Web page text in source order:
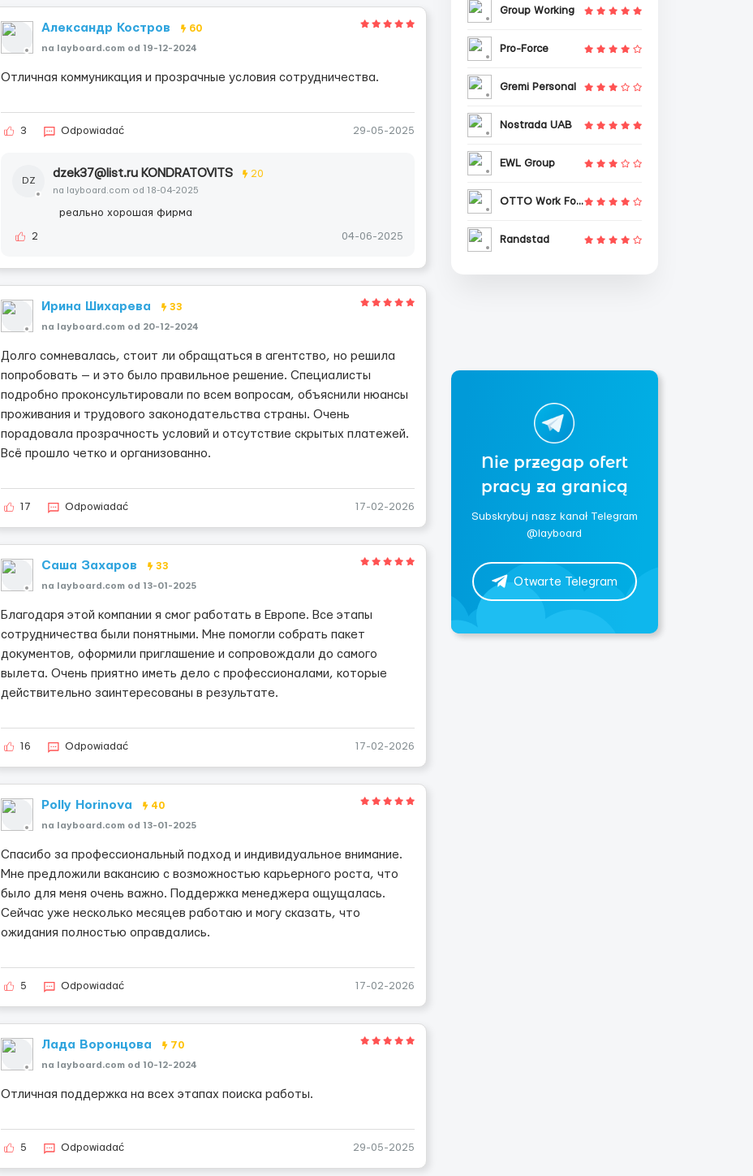
Александр Костров 60
na layboard.com od 19-12-2024
Отличная коммуникация и прозрачные условия сотрудничества.
3 Odpowiadać 29-05-2025
DZ
dzek37@list.ru KONDRATOVITS 20
na layboard.com od 18-04-2025
реально хорошая фирма
2 04-06-2025
Ирина Шихарева 33
na layboard.com od 20-12-2024
Долго сомневалась, стоит ли обращаться в агентство, но решила
попробовать — и это было правильное решение. Специалисты
подробно проконсультировали по всем вопросам, объяснили нюансы
проживания и трудового законодательства страны. Очень
порадовала прозрачность условий и отсутствие скрытых платежей.
Всё прошло четко и организованно.
17 Odpowiadać 17-02-2026
Саша Захаров 33
na layboard.com od 13-01-2025
Благодаря этой компании я смог работать в Европе. Все этапы
сотрудничества были понятными. Мне помогли собрать пакет
документов, оформили приглашение и сопровождали до самого
вылета. Очень приятно иметь дело с профессионалами, которые
действительно заинтересованы в результате.
16 Odpowiadać 17-02-2026
Polly Horinova 40
na layboard.com od 13-01-2025
Спасибо за профессиональный подход и индивидуальное внимание.
Мне предложили вакансию с возможностью карьерного роста, что
было для меня очень важно. Поддержка менеджера ощущалась.
Сейчас уже несколько месяцев работаю и могу сказать, что
ожидания полностью оправдались.
5 Odpowiadać 17-02-2026
Лада Воронцова 70
na layboard.com od 10-12-2024
Отличная поддержка на всех этапах поиска работы.
5 Odpowiadać 29-05-2025
Group Working
Pro-Force
Gremi Personal
Nostrada UAB
EWL Group
OTTO Work Force
Randstad
Nie przegap ofert
pracy za granicą
Subskrybuj nasz kanał Telegram
@layboard
Otwarte Telegram